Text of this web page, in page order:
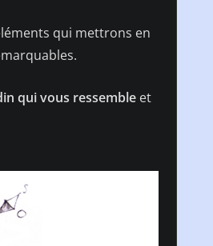
qui mettrons en
qui vous ressemble et